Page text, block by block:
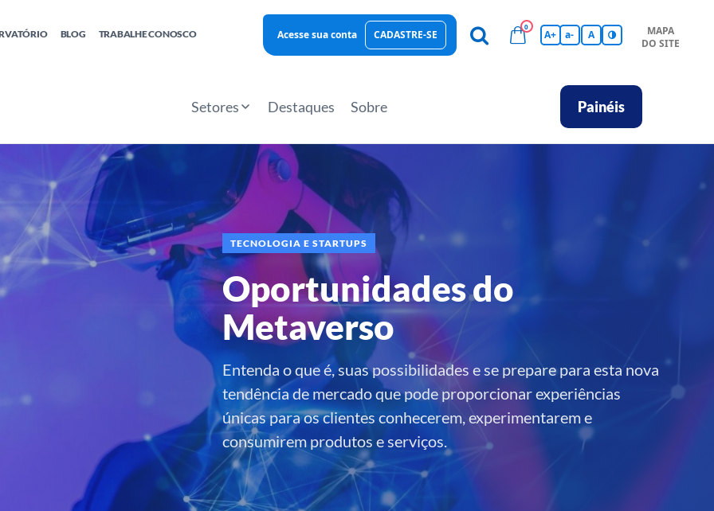
Hub de Conhecimentos
BLOG TRABALHE CONOSCO Acesse sua conta CADASTRE-SE
0
A+ a- A
MAPA
DO SITE
Setores Destaques Sobre Painéis
TECNOLOGIA E STARTUPS
Oportunidades do
Metaverso
Entenda o que é, suas possibilidades e se prepare para esta nova
tendência de mercado que pode proporcionar experiências
únicas para os clientes conhecerem, experimentarem e
consumirem produtos e serviços.